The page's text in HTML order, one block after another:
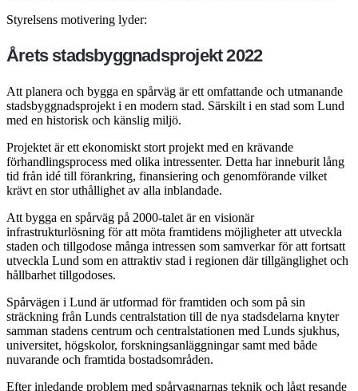
Styrelsens motivering lyder:
Årets stadsbyggnadsprojekt 2022
Att planera och bygga en spårväg är ett omfattande och utmanande
stadsbyggnadsprojekt i en modern stad. Särskilt i en stad som Lund
med en historisk och känslig miljö.
Projektet är ett ekonomiskt stort projekt med en krävande
förhandlingsprocess med olika intressenter. Detta har inneburit lång
tid från idé till förankring, finansiering och genomförande vilket
krävt en stor uthållighet av alla inblandade.
Att bygga en spårväg på 2000-talet är en visionär
infrastrukturlösning för att möta framtidens möjligheter att utveckla
staden och tillgodose många intressen som samverkar för att fortsatt
utveckla Lund som en attraktiv stad i regionen där tillgänglighet och
hållbarhet tillgodoses.
Spårvägen i Lund är utformad för framtiden och som på sin
sträckning från Lunds centralstation till de nya stadsdelarna knyter
samman stadens centrum och centralstationen med Lunds sjukhus,
universitet, högskolor, forskningsanläggningar samt med både
nuvarande och framtida bostadsområden.
Efter inledande problem med spårvagnarnas teknik och lågt resande